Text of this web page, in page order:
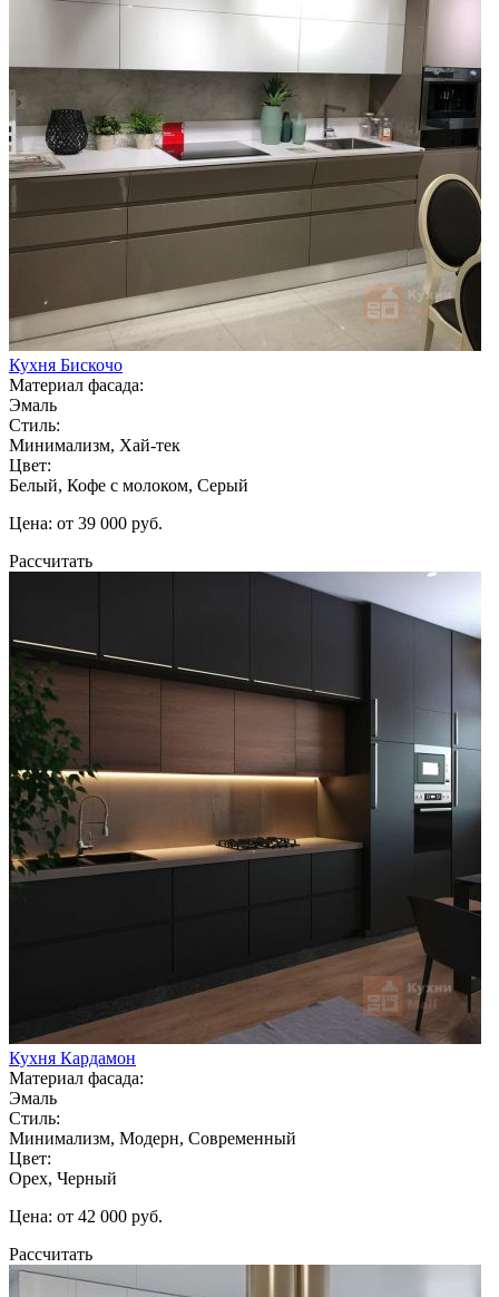
Кухня Бискочо
Материал фасада:
Эмаль
Стиль:
Минимализм, Хай-тек
Цвет:
Белый, Кофе с молоком, Серый
Цена: от 39 000 руб.
Рассчитать
Кухня Кардамон
Материал фасада:
Эмаль
Стиль:
Минимализм, Модерн, Современный
Цвет:
Орех, Черный
Цена: от 42 000 руб.
Рассчитать